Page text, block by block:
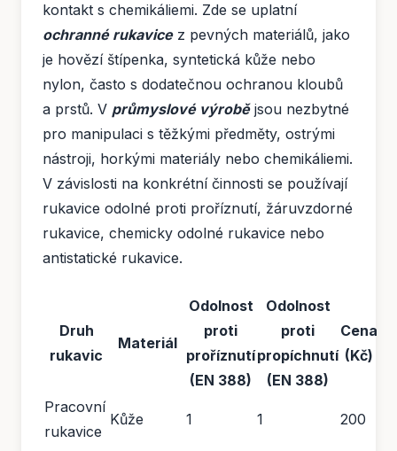
kontakt s chemikáliemi. Zde se uplatní
ochranné rukavicez pevných materiálů, jako
je hovězí štípenka, syntetická kůže nebo
nylon, často s dodatečnou ochranou kloubů
a prstů. V průmyslové výrobějsou nezbytné
pro manipulaci s těžkými předměty, ostrými
nástroji, horkými materiály nebo chemikáliemi.
V závislosti na konkrétní činnosti se používají
rukavice odolné proti proříznutí, žáruvzdorné
rukavice, chemicky odolné rukavice nebo
antistatické rukavice.
Druh
rukavic
Materiál
Odolnost
proti
proříznutí
(EN 388)
Odolnost
proti
propíchnutí
(EN 388)
Cena
(Kč)
Pracovní
rukavice
Kůže 1 1 200